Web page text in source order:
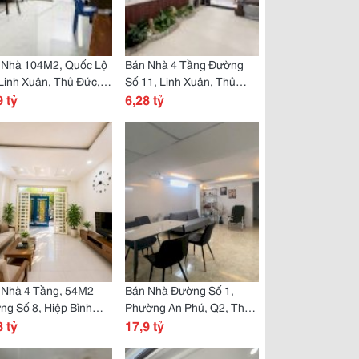
104M2, Quốc Lộ
Xuân, Thủ Đức,
Sổ Hồng Riêng,
tỷ
Bán Nhà 4 Tầng Đường
Số 11, Linh Xuân, Thủ
Đức, Tp Hcm. Dt60M2,
6,28 tỷ
4 Tầng, 54M2
Số 8, Hiệp Bình
Thủ Đức, Tp Hcm,
tỷ
Bán Nhà Đường Số 1,
Phường An Phú, Q2, Thủ
Đức, Tp Hcm. Dt 80M2, 6
17,9 tỷ